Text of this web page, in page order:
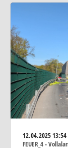
12.04.2025
FEUER_4 -